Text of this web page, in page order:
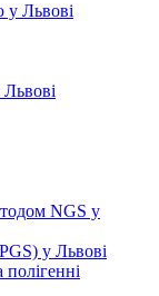
Львові
NGS у
у Львові